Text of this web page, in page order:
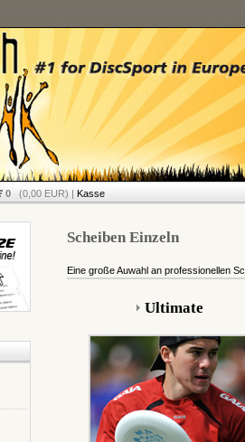
0 (0,00 EUR) | Kasse
Scheiben Einzeln
Eine große Auwahl an professionellen
Ultimate